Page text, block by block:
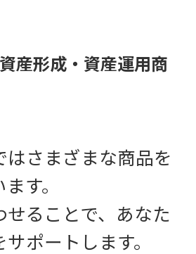
産形成・資産運用商
はさまざまな商品を
す。
せることで、あなた
ポートします。